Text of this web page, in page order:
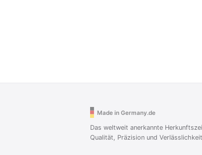
Made in Germany.de
Das weltweit anerkannte
Qualität, Präzision und